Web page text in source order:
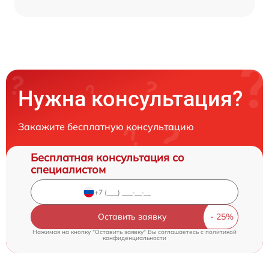
Нужна консультация?
Закажите бесплатную консультацию
Бесплатная консультация со
специалистом
Оставить заявку
Нажимая на кнопку "Оставить заявку" Вы соглашаетесь cполитикой
конфиденциальности